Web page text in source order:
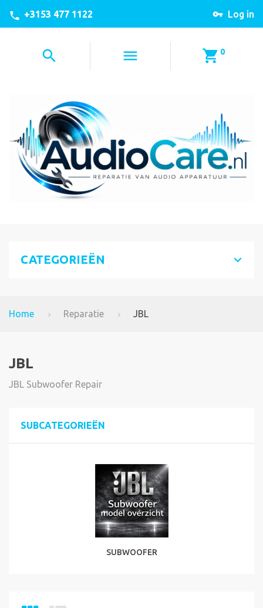
Log in
+3153 477 1122
0
CATEGORIEËN
Home Reparatie JBL
JBL
JBL Subwoofer Repair
SUBCATEGORIEËN
SUBWOOFER